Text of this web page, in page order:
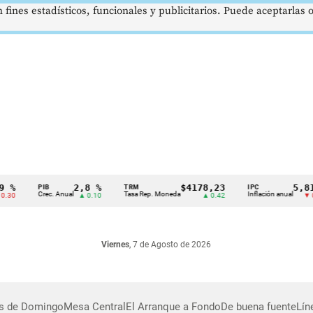
Crec. Anual
2,8 %
▲ 0.10 Tasa Rep. Moneda
$4178,23
▲ 0.42 Inflación anual
5,81 %
▼ 0.12
Viernes, 7 de Agosto de 2026
de DomingoMesa Central El Arranque a FondoDe buena fuente
estadísticos, funcionales y publicitarios. Puede aceptarlas